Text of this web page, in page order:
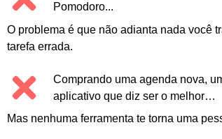
Pomodoro...
O problema é que não adianta nada você
tarefa errada.
Comprando uma agenda nova,
aplicativo que diz ser o melhor…
Mas nenhuma ferramenta te torna uma